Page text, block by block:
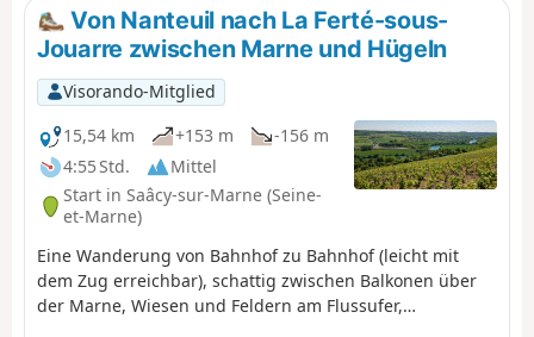
die über die kleinen Straßen dieses reizvollen Tals und
die Gemeindewege führen, auf denen motorisierte
Fahrzeuge wie Quads oder Geländewagen verboten
sind.
Von Nanteuil nach La Ferté-sous-
Jouarre zwischen Marne und Hügeln
Visorando-Mitglied
15,54 km
+153 m
-156 m
4:55 Std.
Mittel
Start in Saâcy-sur-Marne (Seine-
et-Marne)
Eine Wanderung von Bahnhof zu Bahnhof (leicht mit
dem Zug erreichbar), schattig zwischen Balkonen über
der Marne, Wiesen und Feldern am Flussufer,